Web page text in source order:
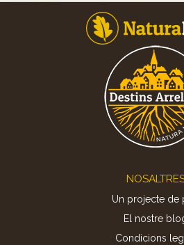
Un projecte de
El nostre
Condicions